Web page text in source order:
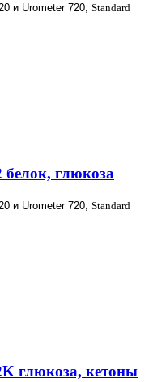
и Urometer 720, Standard
белок, глюкоза
и Urometer 720, Standard
глюкоза, кетоны